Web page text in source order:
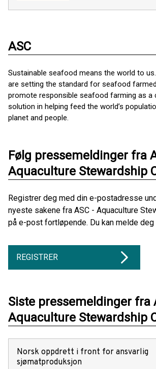
ASC
Sustainable seafood means the world to
are setting the standard for seafood
promote responsible seafood farming as a
solution in helping feed the world’s
planet and people.
Følg pressemeldinger fra
Aquaculture Stewardship
Registrer deg med din e-postadresse
nyeste sakene fra ASC - Aquaculture
på e-post fortløpende. Du kan melde deg
REGISTRER
Siste pressemeldinger fra
Aquaculture Stewardship
Norsk oppdrett i front for ansvarlig
sjømatproduksjon